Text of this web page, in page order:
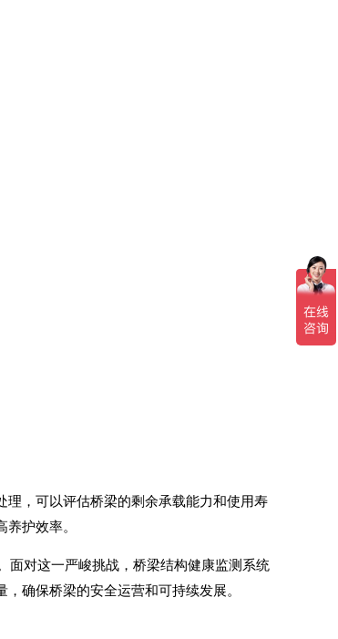
理，可以评估桥梁的剩余承载能力和使用寿
护效率。
面对这一严峻挑战，桥梁结构健康监测系统
确保桥梁的安全运营和可持续发展。